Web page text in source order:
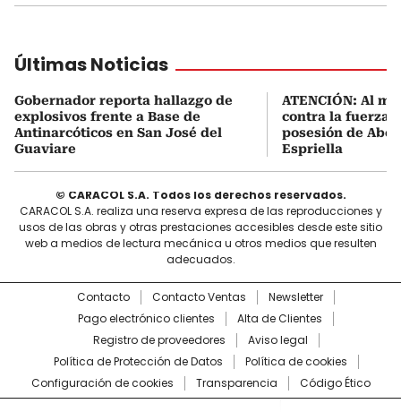
Últimas Noticias
Gobernador reporta hallazgo de
explosivos frente a Base de
Antinarcóticos en San José del
Guaviare
ATENCIÓN: Al
contra la fuerza
posesión de
Espriella
© CARACOL S.A. Todos los derechos reservados.
CARACOL S.A. realiza una reserva expresa de las reproducciones y
usos de las obras y otras prestaciones accesibles desde este sitio
web a medios de lectura mecánica u otros medios que resulten
adecuados.
Contacto Contacto Ventas
Newsletter
Pago electrónico clientes
Alta de Clientes
Registro de proveedores
Aviso legal
Política de Protección de Datos
Política de cookies
Configuración de cookies
Transparencia Código Ético